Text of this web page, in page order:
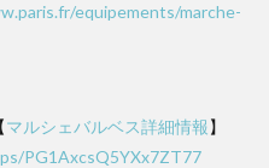
equipements/marche-
【マルシェバルベス詳細情報】
PG1AxcsQ5YXx7ZT77